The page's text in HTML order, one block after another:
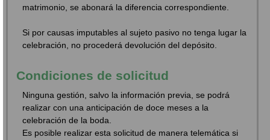
matrimonio, se abonará la diferencia correspondiente.
Si por causas imputables al sujeto pasivo no tenga lugar la
celebración, no procederá devolución del depósito.
Condiciones de solicitud
Ninguna gestión, salvo la información previa, se podrá
realizar con una anticipación de doce meses a la
celebración de la boda.
Es posible realizar esta solicitud de manera telemática si